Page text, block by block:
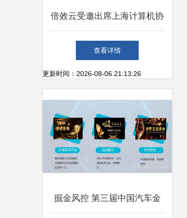
倍效云受邀出席上海计算机协
会大数据营销沙龙会议，共探
智能销售新路径
查看详情
更新时间：2026-08-06 21:13:26
掘金风控 第三届中国汽车金